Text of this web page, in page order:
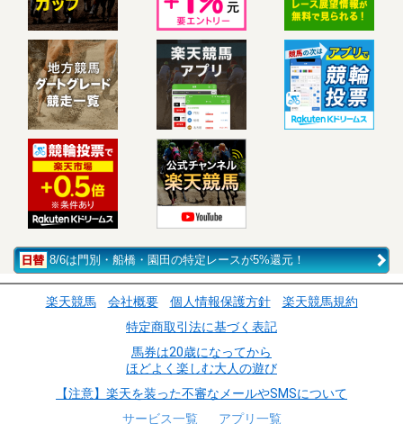
8/6は門別・船橋・園田の特定レースが5%還元！
楽天競馬 会社概要 個人情報保護方針
楽天競馬規約
特定商取引法に基づく表記
馬券は20歳になってから
ほどよく楽しむ大人の遊び
【注意】楽天を装った不審なメールやSMSについて
サービス一覧
アプリ一覧